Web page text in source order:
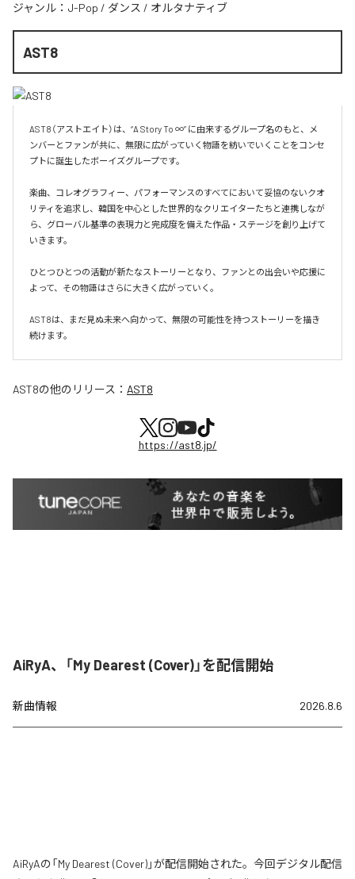
ジャンル： J-Pop / ダンス / オルタナティブ
AST8
AST8（アストエイト）は、“A Story To ∞” に由来するグループ名のもと、メ
ンバーとファンが共に、無限に広がっていく物語を紡いでいくことをコンセ
プトに誕生したボーイズグループです。
楽曲、コレオグラフィー、パフォーマンスのすべてにおいて妥協のないクオ
リティを追求し、韓国を中心とした世界的なクリエイターたちと連携しなが
ら、グローバル基準の表現力と完成度を備えた作品・ステージを創り上げて
いきます。
ひとつひとつの活動が新たなストーリーとなり、ファンとの出会いや応援に
よって、その物語はさらに大きく広がっていく。
AST8は、まだ見ぬ未来へ向かって、無限の可能性を持つストーリーを描き
続けます。
AST8の他のリリース： AST8
https://ast8.jp/
AiRyA、「My Dearest (Cover)」を配信開始
新曲情報 2026.8.6
AiRyAの「My Dearest (Cover)」が配信開始された。今回デジタル配信